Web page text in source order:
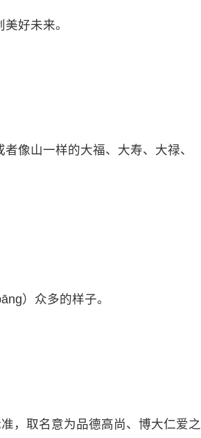
好未来。
像山一样的大福、大寿、大禄、
）众多的样子。
，取名意为品德高尚、博大仁爱之